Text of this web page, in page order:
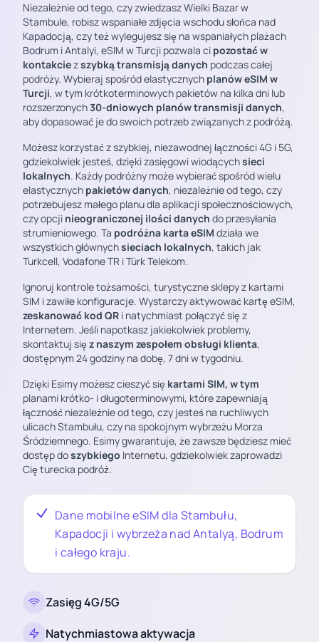
Niezależnie od tego, czy zwiedzasz Wielki Bazar w
Stambule, robisz wspaniałe zdjęcia wschodu słońca nad
Kapadocją, czy też wylegujesz się na wspaniałych plażach
Bodrum i Antalyi, eSIM w Turcji pozwala ci pozostać w
kontakciezszybką transmisją danych podczas całej
podróży. Wybieraj spośród elastycznych planów eSIM w
Turcji, w tym krótkoterminowych pakietów na kilka dni lub
rozszerzonych30-dniowych planów transmisji danych,
aby dopasować je do swoich potrzeb związanych z podróżą.
Możesz korzystać z szybkiej, niezawodnej łączności 4G i 5G,
gdziekolwiek jesteś, dzięki zasięgowi wiodącychsieci
lokalnych. Każdy podróżny może wybierać spośród wielu
elastycznych pakietów danych, niezależnie od tego, czy
potrzebujesz małego planu dla aplikacji społecznościowych,
czy opcji nieograniczonej ilości danych do przesyłania
strumieniowego. Ta podróżna karta eSIM działa we
wszystkich głównychsieciach lokalnych, takich jak
Turkcell, Vodafone TR i Türk Telekom.
Ignoruj kontrole tożsamości, turystyczne sklepy z kartami
SIM i zawiłe konfiguracje. Wystarczy aktywować kartę eSIM,
zeskanować kod QR i natychmiast połączyć się z
Internetem. Jeśli napotkasz jakiekolwiek problemy,
skontaktuj się z naszym zespołem obsługi klienta,
dostępnym 24 godziny na dobę, 7 dni w tygodniu.
Dzięki Esimy możesz cieszyć się kartami SIM, w tym
planami krótko- i długoterminowymi, które zapewniają
łączność niezależnie od tego, czy jesteś na ruchliwych
ulicach Stambułu, czy na spokojnym wybrzeżu Morza
Śródziemnego. Esimy gwarantuje, że zawsze będziesz mieć
dostęp doszybkiego Internetu, gdziekolwiek zaprowadzi
Cię turecka podróż.
Dane mobilne eSIM dla Stambułu,
Kapadocji i wybrzeża nad Antalyą, Bodrum
i całego kraju.
Zasięg 4G/5G
Natychmiastowa aktywacja